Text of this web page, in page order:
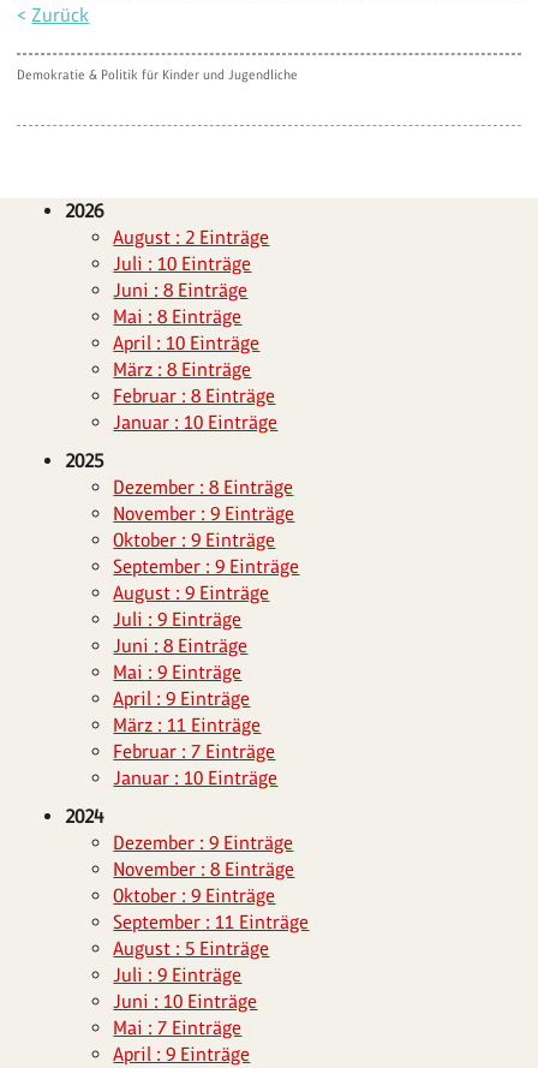
<Zurück
Demokratie & Politik für Kinder und Jugendliche
2026
August : 2 Einträge
Juli : 10 Einträge
Juni : 8 Einträge
Mai : 8 Einträge
April : 10 Einträge
März : 8 Einträge
Februar : 8 Einträge
Januar : 10 Einträge
2025
Dezember : 8 Einträge
November : 9 Einträge
Oktober : 9 Einträge
September : 9 Einträge
August : 9 Einträge
Juli : 9 Einträge
Juni : 8 Einträge
Mai : 9 Einträge
April : 9 Einträge
März : 11 Einträge
Februar : 7 Einträge
Januar : 10 Einträge
2024
Dezember : 9 Einträge
November : 8 Einträge
Oktober : 9 Einträge
September : 11 Einträge
August : 5 Einträge
Juli : 9 Einträge
Juni : 10 Einträge
Mai : 7 Einträge
April : 9 Einträge